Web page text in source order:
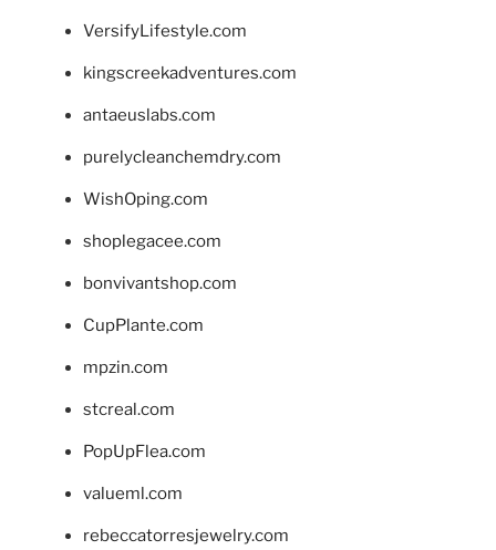
VersifyLifestyle.com
kingscreekadventures.com
antaeuslabs.com
purelycleanchemdry.com
WishOping.com
shoplegacee.com
bonvivantshop.com
CupPlante.com
mpzin.com
stcreal.com
PopUpFlea.com
valueml.com
rebeccatorresjewelry.com